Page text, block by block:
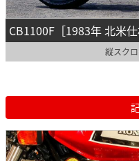
CB1100F［1983年 北米仕
縦スク